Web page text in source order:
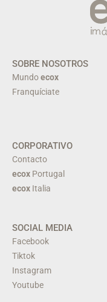
SOBRE NOSOTROS
Mundoecox
Franquíciate
CORPORATIVO
Contacto
ecox Portugal
ecox Italia
SOCIAL MEDIA
Facebook
Tiktok
Instagram
Youtube